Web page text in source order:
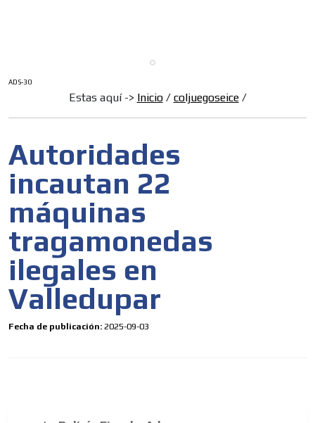
ADS-30
Estas aquí -> Inicio/ coljuegoseice/
Autoridades
incautan 22
máquinas
tragamonedas
ilegales en
Valledupar
Fecha de publicación: 2025-09-03